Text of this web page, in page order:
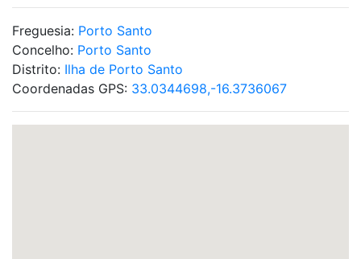
Freguesia: Porto Santo
Concelho: Porto Santo
Distrito: Ilha de Porto Santo
Coordenadas GPS: 33.0344698,-16.3736067